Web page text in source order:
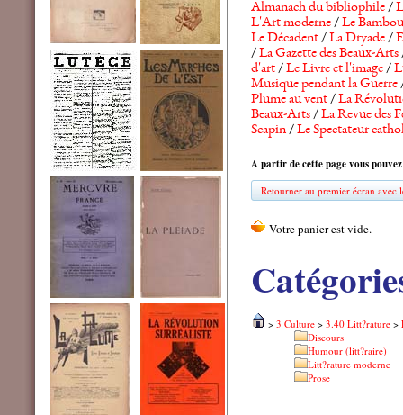
Almanach du bibliophile/
L'Art moderne/Le Bambou
Le Décadent/La Dryade/
/La Gazette des Beaux-Arts
d'art/Le Livre et l'image/
Musique pendant la Guerre
Plume au vent/La
Beaux-Arts/La Revue des
Scapin/Le Spectateur
A partir de cette page vous
Retourner au premier écran avec
> 3 Culture > 3.40 Litt?rature >
Discours
Humour (litt?raire)
Litt?rature moderne
Prose